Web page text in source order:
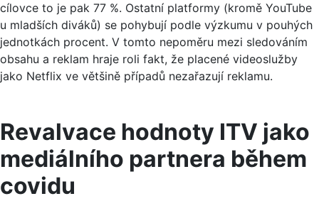
cílovce to je pak 77 %. Ostatní platformy (kromě YouTube
u mladších diváků) se pohybují podle výzkumu v pouhých
jednotkách procent. V tomto nepoměru mezi sledováním
obsahu a reklam hraje roli fakt, že placené videoslužby
jako Netflix ve většině případů nezařazují reklamu.
Revalvace hodnoty ITV jako
mediálního partnera během
covidu